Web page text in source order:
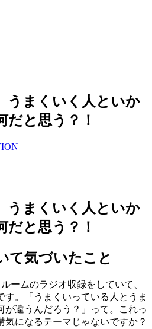
うまくいく人といか
だと思う？！
うまくいく人といか
だと思う？！
て気づいたこと
ームのラジオ収録をしていて、
す。「うまくいっている人とうま
が違うんだろう？」って。これっ
気になるテーマじゃないですか？